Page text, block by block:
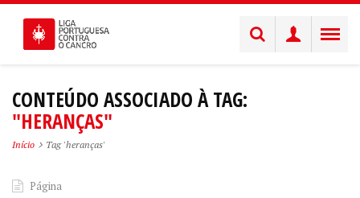
CONTEÚDO ASSOCIADO À TAG:
"HERANÇAS"
Início Tag 'heranças'
Página